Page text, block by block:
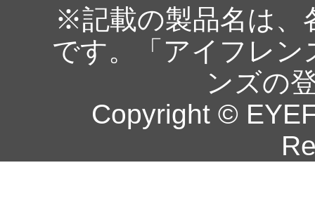
※記載の製品名は、
です。「アイフレ
ンズの
Copyright ©